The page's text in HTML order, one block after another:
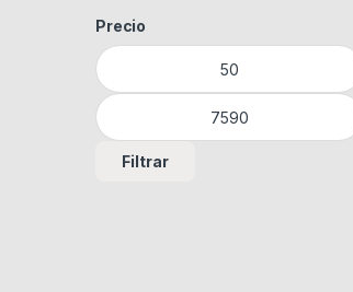
Precio
Precio mínimo
Precio máximo
Filtrar